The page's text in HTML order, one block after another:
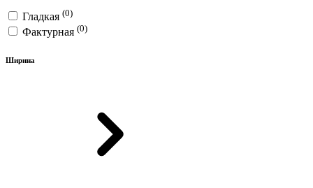
Гладкая (0)
Фактурная (0)
Ширина